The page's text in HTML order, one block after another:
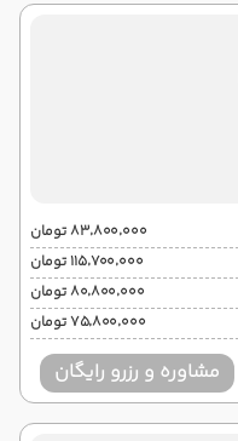
۸۳٬۸۰۰٬۰۰۰ تومان
۱۱۵٬۷۰۰٬۰۰۰ تومان
۸۰٬۸۰۰٬۰۰۰ تومان
۷۵٬۸۰۰٬۰۰۰ تومان
مشاوره و رزرو رایگان